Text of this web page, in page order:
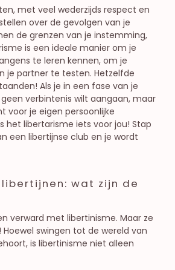
met veel wederzijds respect en
over de gevolgen van je
de grenzen van je instemming,
is een ideale manier om je
te leren kennen, om je
je partner te testen. Hetzelfde
Als je in een fase van je
verbintenis wilt aangaan, maar
voor je eigen persoonlijke
het libertarisme iets voor jou! Stap
een libertijnse club en je wordt
libertijnen: wat zijn de
verward met libertinisme. Maar ze
swingen tot de wereld van
is libertinisme niet alleen